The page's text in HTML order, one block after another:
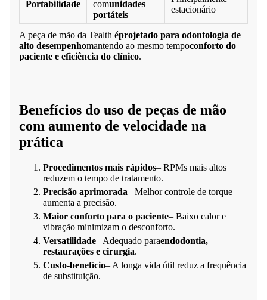
Portabilidade
comunidades
portáteis
estacionário
A peça de mão da Tealth éprojetado para odontologia de
alto desempenhomantendo ao mesmo tempoconforto do
paciente e eficiência do clínico.
Benefícios do uso de peças de mão
com aumento de velocidade na
prática
Procedimentos mais rápidos– RPMs mais altos
reduzem o tempo de tratamento.
Precisão aprimorada– Melhor controle de torque
aumenta a precisão.
Maior conforto para o paciente– Baixo calor e
vibração minimizam o desconforto.
Versatilidade– Adequado paraendodontia,
restaurações e cirurgia.
Custo-benefício– A longa vida útil reduz a frequência
de substituição.